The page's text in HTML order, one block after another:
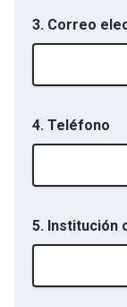
3. Correo
4. Teléfono
5. Institución